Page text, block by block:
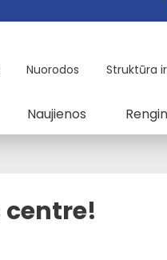
Nuorodos Struktūra
Naujienos
centre!